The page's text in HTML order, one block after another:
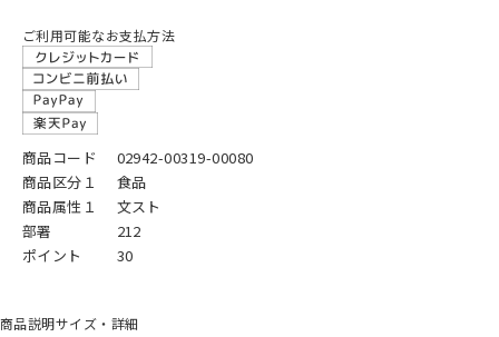
ご利用可能なお支払方法
商品コード
02942-00319-00080
商品区分１
食品
商品属性１
文スト
部署
212
ポイント
30
商品説明サイズ・詳細